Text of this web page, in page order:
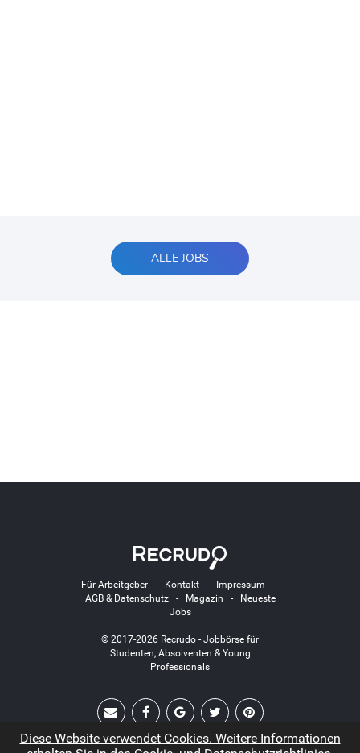
ALLE JOBS
Für Arbeitgeber- Kontakt- Impressum -
AGB & Datenschutz- Magazin -
Neueste
Jobs
© 2017-2026 Recrudo - Jobbörse für
Studenten, Absolventen & Young
Professionals
Diese Website verwendet Cookies. Weitere Informationen